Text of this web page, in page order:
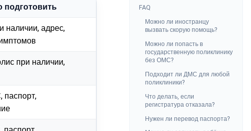
подготовить
наличии, адрес,
при наличии,
FAQ
Можно ли иностранцу
вызвать скорую помощь?
Можно ли попасть в
государственную поликлинику
без ОМС?
Подходит ли ДМС для любой
поликлиники?
Что делать, если
регистратура отказала?
Нужен ли перевод паспорта?